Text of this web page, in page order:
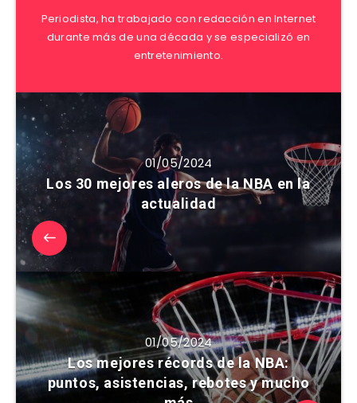
Periodista, ha trabajado con redacción en Internet
durante más de una década y se especializó en
entretenimiento.
01/05/2024
Los 30 mejores aleros de la NBA en la
actualidad
01/05/2024
Los mejores récords de la NBA:
puntos, asistencias, rebotes y mucho